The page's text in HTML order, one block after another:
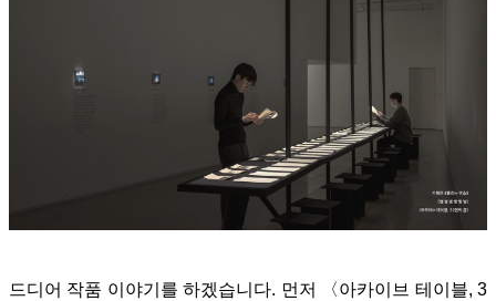
드디어 작품 이야기를 하겠습니다. 먼저 〈아카이브 테이블, 3